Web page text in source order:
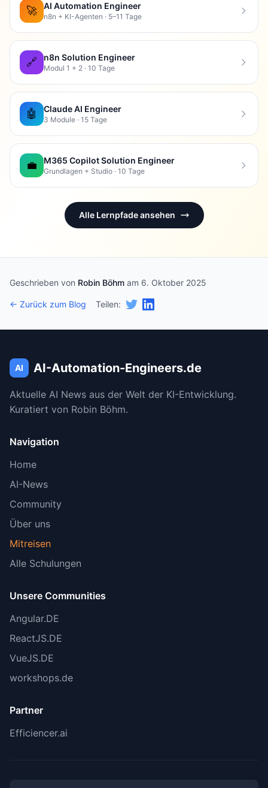
🚀 AI Automation Engineer
n8n + KI-Agenten · 5–11 Tage
🔗 n8n Solution Engineer
Modul 1 + 2 · 10 Tage
🤖 Claude AI Engineer
3 Module · 15 Tage
💼 M365 Copilot Solution Engineer
Grundlagen + Studio · 10 Tage
Alle Lernpfade ansehen
Geschrieben von Robin Böhm am 6. Oktober 2025
← Zurück zum Blog Teilen:
AI AI-Automation-Engineers.de
Aktuelle AI News aus der Welt der KI-Entwicklung.
Kuratiert von Robin Böhm.
Navigation
Home
AI-News
Community
Über uns
Mitreisen
Alle Schulungen
Unsere Communities
Angular.DE
ReactJS.DE
VueJS.DE
workshops.de
Partner
Efficiencer.ai